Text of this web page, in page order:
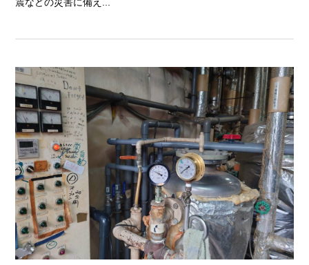
震などの災害に備え...